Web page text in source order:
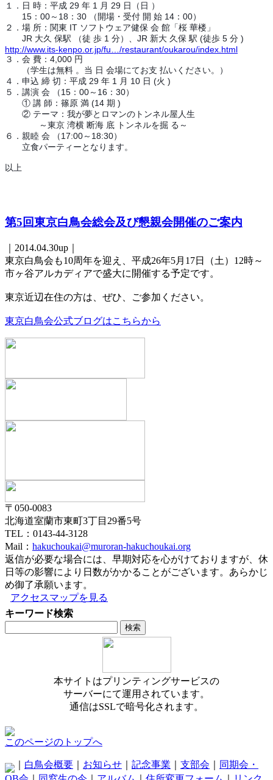
１．日 時：平成 29 年 1 月 29 日（日 ）
15：00～18：30 （開場・受付 開 始 14：00）
２．場 所：関東 IT ソフトウェア健保 会 館「桜 華楼」
JR 大久 保駅 （徒 歩 1 分）、JR 新大 久保 駅 (徒歩 5 分 )
http://www.its-kenpo.or.jp/fu…/restaurant/oukarou/index.html
３．会 費：4,000 円
（学生は無料 。当 日 会場にてお支 払いください。）
４．申込 締 切：平成 29 年 1 月 10 日 (火 )
５．講演 会 （15：00～16：30）
① 講 師：篠原 満 (14 期 )
② テーマ：我が夢とロマンのトンネル屋人生
～東京 湾横 断海 底 トンネルを掘 る～
６．親睦 会 （17:00～18:30）
立食パーティーとなります。
以上
第5回東京白鳥会総会及び懇親会開催のご案内
｜2014.04.30up｜
東京白鳥会も10周年を迎え、平成26年5月17日（土）12時～
市ヶ谷アルカディアで盛大に開催する予定です。
東京近辺在住の方は、ぜひ、ご参加ください。
東京白鳥会公式ブログはこちらから
〒050-0083
北海道室蘭市東町3丁目29番5号
TEL：0143-44-3128
Mail： hakuchoukai@muroran-hakuchoukai.org
返信が必要な場合には、早期対応を心がけておりますが、休
日等の影響により日数がかかることがございます。あらかじ
め御了承願います。
アクセスマップを見る
キーワード検索
本サイトはプリンティングサービスの
サーバーにて運用されています。
通信はSSLで暗号化されます。
このページのトップへ
白鳥会概要 お知らせ 記念事業 支部会
同期会・